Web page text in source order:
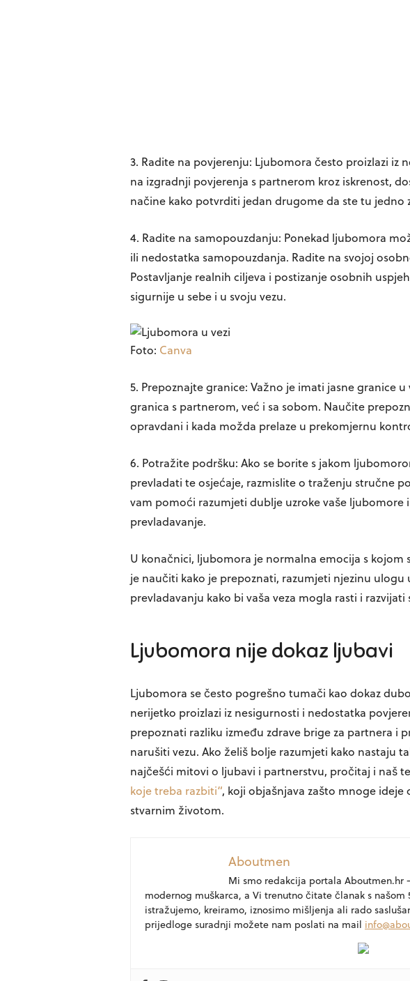
3. Radite na povjerenju: Ljubomora često proizlazi iz
na izgradnji povjerenja s partnerom kroz iskrenost,
načine kako potvrditi jedan drugome da ste tu jedno
4. Radite na samopouzdanju: Ponekad ljubomora
ili nedostatka samopouzdanja. Radite na svojoj
Postavljanje realnih ciljeva i postizanje osobnih
sigurnije u sebe i u svoju vezu.
Foto: Canva
5. Prepoznajte granice: Važno je imati jasne granice
granica s partnerom, već i sa sobom. Naučite
opravdani i kada možda prelaze u prekomjernu
6. Potražite podršku: Ako se borite s jakom
prevladati te osjećaje, razmislite o traženju stručne
vam pomoći razumjeti dublje uzroke vaše ljubomore
prevladavanje.
U konačnici, ljubomora je normalna emocija s kojom
je naučiti kako je prepoznati, razumjeti njezinu
prevladavanju kako bi vaša veza mogla rasti i razvijati
Ljubomora nije dokaz ljubavi
Ljubomora se često pogrešno tumači kao dokaz
nerijetko proizlazi iz nesigurnosti i nedostatka
prepoznati razliku između zdrave brige za partnera i
narušiti vezu. Ako želiš bolje razumjeti kako nastaju
najčešći mitovi o ljubavi i partnerstvu, pročitaj i naš
koje treba razbiti“, koji objašnjava zašto mnoge ideje
stvarnim životom.
Aboutmen
Mi smo redakcija portala Aboutmen.hr
modernog muškarca, a Vi trenutno čitate članak s našom
istražujemo, kreiramo, iznosimo mišljenja ali rado
prijedloge suradnji možete nam poslati na mail